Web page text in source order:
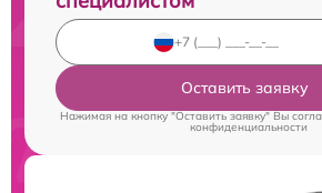
Оставить заявку
Нажимая на кнопку "Оставить заявку" Вы
конфиденциальности